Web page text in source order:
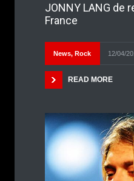
JONNY LANG de
France
News, Rock 12/04/
READ MORE